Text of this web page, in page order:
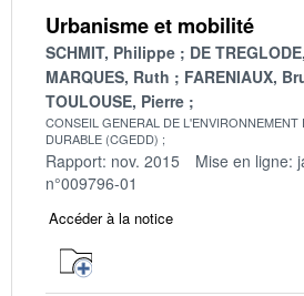
Urbanisme et mobilité
SCHMIT, Philippe
DE
MARQUES, Ruth
FARENIAUX,
TOULOUSE, Pierre
CONSEIL GENERAL DE
DURABLE (CGEDD)
Rapport: nov. 2015 Mise en ligne:
n°009796-01
Accéder à la notice